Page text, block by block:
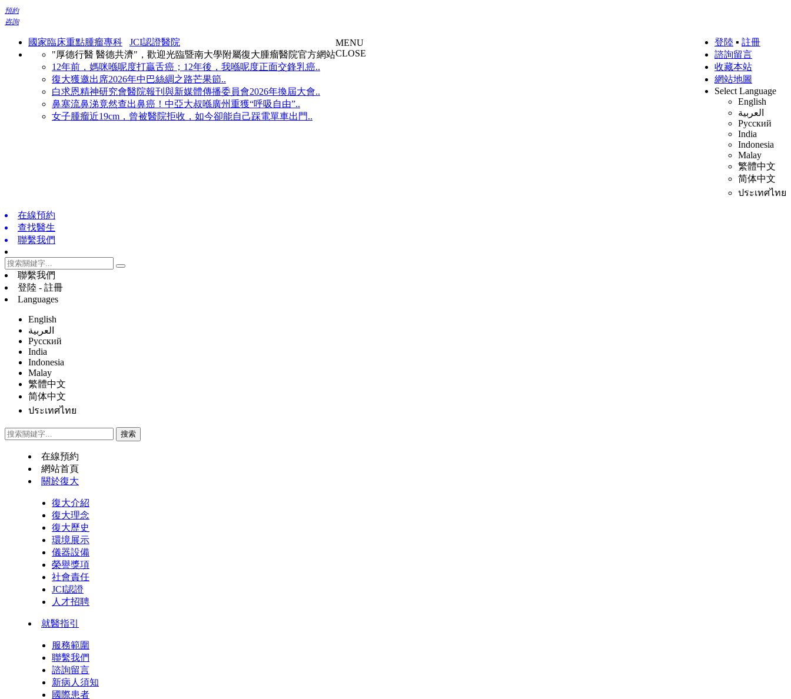
預約
咨詢
國家臨床重點腫瘤專科
JCI認證醫院
"厚德行醫 醫德共濟"，歡迎光臨暨南大學附屬復大腫瘤醫院官方網站
12年前，媽咪喺呢度打贏舌癌；12年後，我喺呢度正面交鋒乳癌..
復大獲邀出席2026年中巴絲綢之路芒果節..
白求恩精神研究會醫院報刊與新媒體傳播委員會2026年換屆大會..
鼻塞流鼻涕竟然查出鼻癌！中亞大叔喺廣州重獲“呼吸自由”..
女子腫瘤近19cm，曾被醫院拒收，如今卻能自己踩電單車出門..
登陸 ▪ 註冊
諮詢留言
收藏本站
網站地圖
Select Language
English
العربية
Русский
India
Indonesia
Malay
繁體中文
简体中文
ประเทศไทย
MENU
CLOSE
在線預約
查找醫生
聯繫我們
聯繫我們
登陸 - 註冊
Languages
English
العربية
Русский
India
Indonesia
Malay
繁體中文
简体中文
ประเทศไทย
在線預約
網站首頁
關於復大
復大介紹
復大理念
復大歷史
環境展示
儀器設備
榮譽獎項
社會責任
JCI認證
人才招聘
就醫指引
服務範圍
聯繫我們
諮詢留言
新病人須知
國際患者